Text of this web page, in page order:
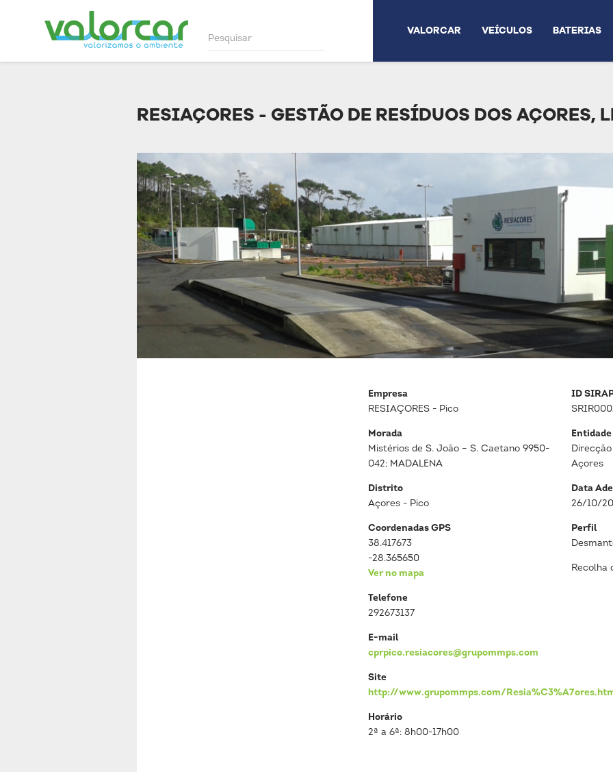
VALORCAR VEÍCULOS BATERIAS
RESIAÇORES - GESTÃO DE RESÍDUOS DOS AÇORES,
Empresa
RESIAÇORES - Pico
Morada
Mistérios de S. João – S. Caetano 9950-
042; MADALENA
Distrito
Açores - Pico
Coordenadas GPS
38.417673
-28.365650
Ver no mapa
Telefone
292673137
E-mail
cprpico.resiacores@grupommps.com
Site
http://www.grupommps.com/
Horário
2ª a 6ª: 8h00-17h00
ID
Açores
Data
26/10/
Perfil
Recolha